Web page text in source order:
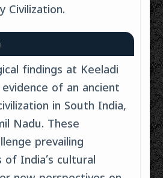
Civilization.
findings at Keeladi
of an ancient
in South India,
Nadu. These
prevailing
of India’s cultural